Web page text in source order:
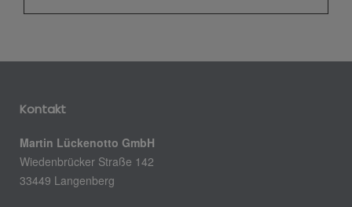
Kontakt
Martin Lückenotto GmbH
Wiedenbrücker Straße 142
33449 Langenberg